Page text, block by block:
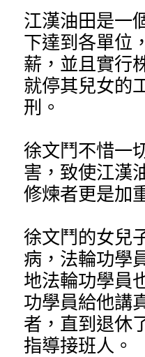
江漢油田是一
下達到各單位
薪，並且實行
就停其兒女的
刑。
徐文鬥不惜一
害，致使江漢
修煉者更是加
徐文鬥的女兒
病，法輪功學
地法輪功學員
功學員給他講
者，直到退休
指導接班人。